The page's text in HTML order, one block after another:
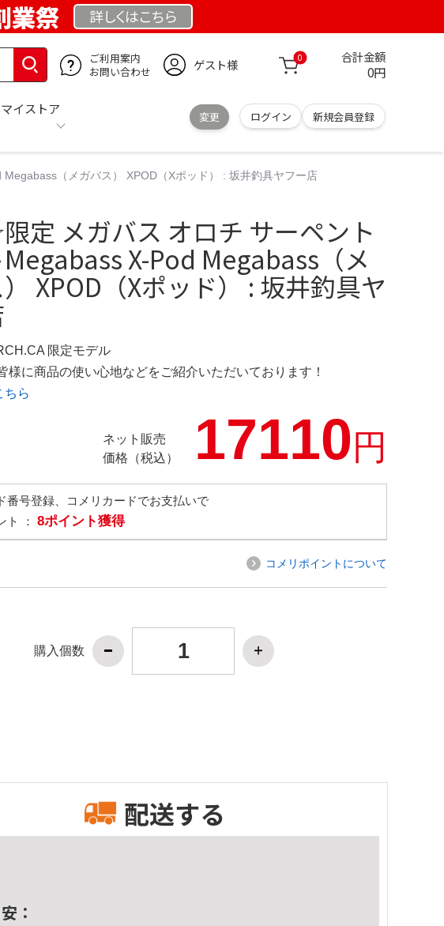
業祭 詳しくはこちら
ご利用案内
お問い合わせ
ゲスト様 0 合計金額
0円
マイストア
変更 ログイン 新規会員登録
（メガバス） XPOD（Xポッド） : 坂井釣具ヤフー店
定 メガバス オロチ サーペント
X-Pod Megabass（メ
XPOD（Xポッド） : 坂井釣具ヤ
限定モデル
様に商品の使い心地などをご紹介いただいております！
ちら
ネット販売
価格（税込）
17110円
番号登録、コメリカードでお支払いで
ト ： 8ポイント獲得
コメリポイントについて
購入個数
配送する
：